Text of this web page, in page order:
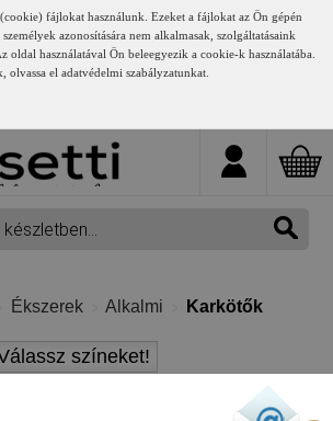
fájlokat használunk. Ezeket a fájlokat az Ön gépén
azonosítására nem alkalmasak, szolgáltatásaink
oldal használatával Ön beleegyezik a cookie-k használatába.
el adatvédelmi szabályzatunkat.
Ékszerek Alkalmi Karkötők
színeket!